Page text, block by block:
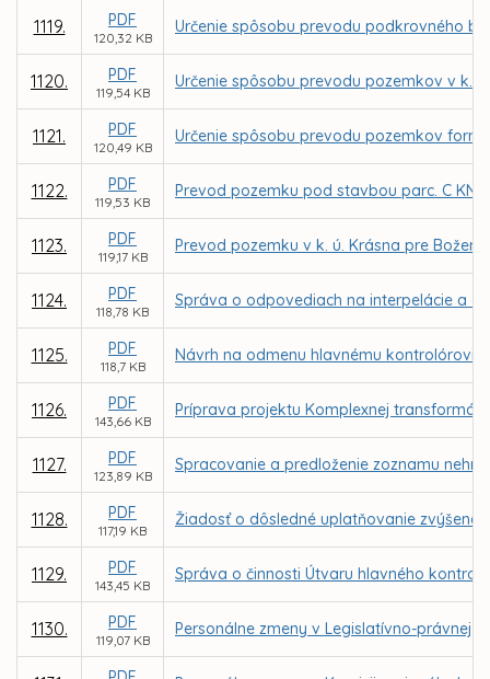
1119. PDF
120,32 KB
Určenie spôsobu prevodu podkrovného
1120. PDF
119,54 KB
Určenie spôsobu prevodu pozemkov v k.
1121. PDF
120,49 KB
Určenie spôsobu prevodu pozemkov
1122. PDF
119,53 KB
Prevod pozemku pod stavbou parc. C KN
1123. PDF
119,17 KB
Prevod pozemku v k. ú. Krásna pre
1124. PDF
118,78 KB
Správa o odpovediach na interpelácie a
1125. PDF
118,7 KB
Návrh na odmenu hlavnému kontrolórovi
1126. PDF
143,66 KB
Príprava projektu Komplexnej
1127. PDF
123,89 KB
Spracovanie a predloženie zoznamu
1128. PDF
117,19 KB
Žiadosť o dôsledné uplatňovanie
1129. PDF
143,45 KB
Správa o činnosti Útvaru hlavného
1130. PDF
119,07 KB
Personálne zmeny v Legislatívno-právnej